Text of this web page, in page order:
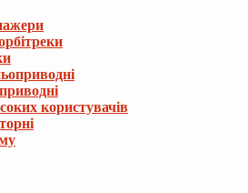
користувачів